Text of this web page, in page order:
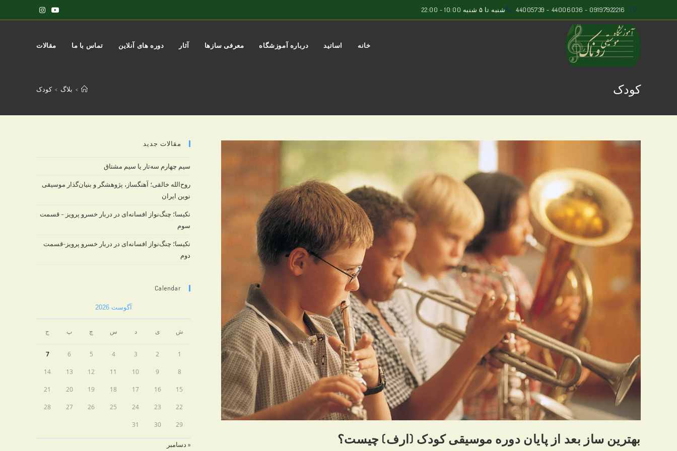
to
44005739 - 44006036 - 09197922216 شنبه تا ۵ شنبه 10:00 - 22:00
خانه اساتید درباره آموزشگاه معرفی سازها آثار دوره های آنلاین تماس با ما مقالات
کودک > بلاگ > کودک
بهترین ساز بعد از پایان دوره موسیقی کودک (ارف) چیست؟
مقالات جدید
سیم چهارم سه‌تار یا سیم مشتاق
روح‌الله خالقی؛ آهنگساز، پژوهشگر و بنیان‌گذار موسیقی
نوین ایران
نکیسا؛ چنگ‌نواز افسانه‌ای در دربار خسرو پرویز – قسمت
سوم
نکیسا؛ چنگ‌نواز افسانه‌ای در دربار خسرو پرویز-قسمت
دوم
Calendar
آگوست 2026
ش ی د س چ پ ج
1
2
3
4
5
6
7
8
9
10
11
12
13
14
15
16
17
18
19
20
21
22
23
24
25
26
27
28
29
30
31
« دسامبر